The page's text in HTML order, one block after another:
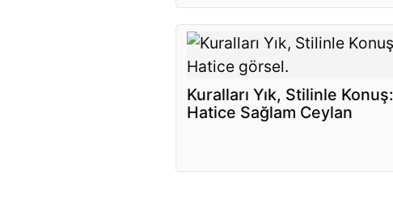
Kuralları Yık, Stilinle Konuş:
Hatice Sağlam Ceylan